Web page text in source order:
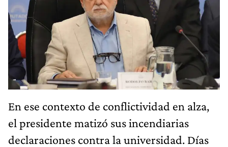
En ese contexto de conflictividad en alza,
el presidente matizó sus incendiarias
declaraciones contra la universidad. Días